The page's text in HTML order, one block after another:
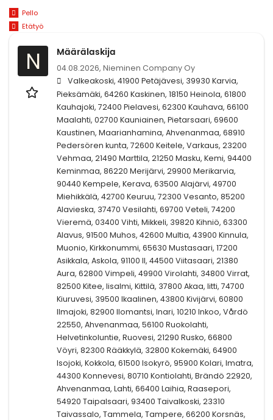
Pello
Etätyö
N Määrälaskija
04.08.2026, Nieminen Company Oy
Valkeakoski, 41900 Petäjävesi, 39930 Karvia,
Pieksämäki, 64260 Kaskinen, 18150 Heinola, 61800
Kauhajoki, 72400 Pielavesi, 62300 Kauhava, 66100
Maalahti, 02700 Kauniainen, Pietarsaari, 69600
Kaustinen, Maarianhamina, Ahvenanmaa, 68910
Pedersören kunta, 72600 Keitele, Varkaus, 23200
Vehmaa, 21490 Marttila, 21250 Masku, Kemi, 94400
Keminmaa, 86220 Merijärvi, 29900 Merikarvia,
90440 Kempele, Kerava, 63500 Alajärvi, 49700
Miehikkälä, 42700 Keuruu, 72300 Vesanto, 85200
Alavieska, 37470 Vesilahti, 69700 Veteli, 74200
Vieremä, 03400 Vihti, Mikkeli, 39820 Kihniö, 63300
Alavus, 91500 Muhos, 42600 Multia, 43900 Kinnula,
Muonio, Kirkkonummi, 65630 Mustasaari, 17200
Asikkala, Askola, 91100 II, 44500 Viitasaari, 21380
Aura, 62800 Vimpeli, 49900 Virolahti, 34800 Virrat,
82500 Kitee, Iisalmi, Kittilä, 37800 Akaa, Iitti, 74700
Kiuruvesi, 39500 Ikaalinen, 43800 Kivijärvi, 60800
Ilmajoki, 82900 Ilomantsi, Inari, 10210 Inkoo, Vårdö
22550, Ahvenanmaa, 56100 Ruokolahti,
Helvetinkoluntie, Ruovesi, 21290 Rusko, 66800
Vöyri, 82300 Rääkkylä, 32800 Kokemäki, 64900
Isojoki, Kokkola, 61500 Isokyrö, 95900 Kolari, Imatra,
44300 Konnevesi, 80710 Kontiolahti, Brändö 22920,
Ahvenanmaa, Lahti, 66400 Laihia, Raasepori,
54920 Taipalsaari, 93400 Taivalkoski, 23310
Taivassalo, Tammela, Tampere, 66200 Korsnäs,